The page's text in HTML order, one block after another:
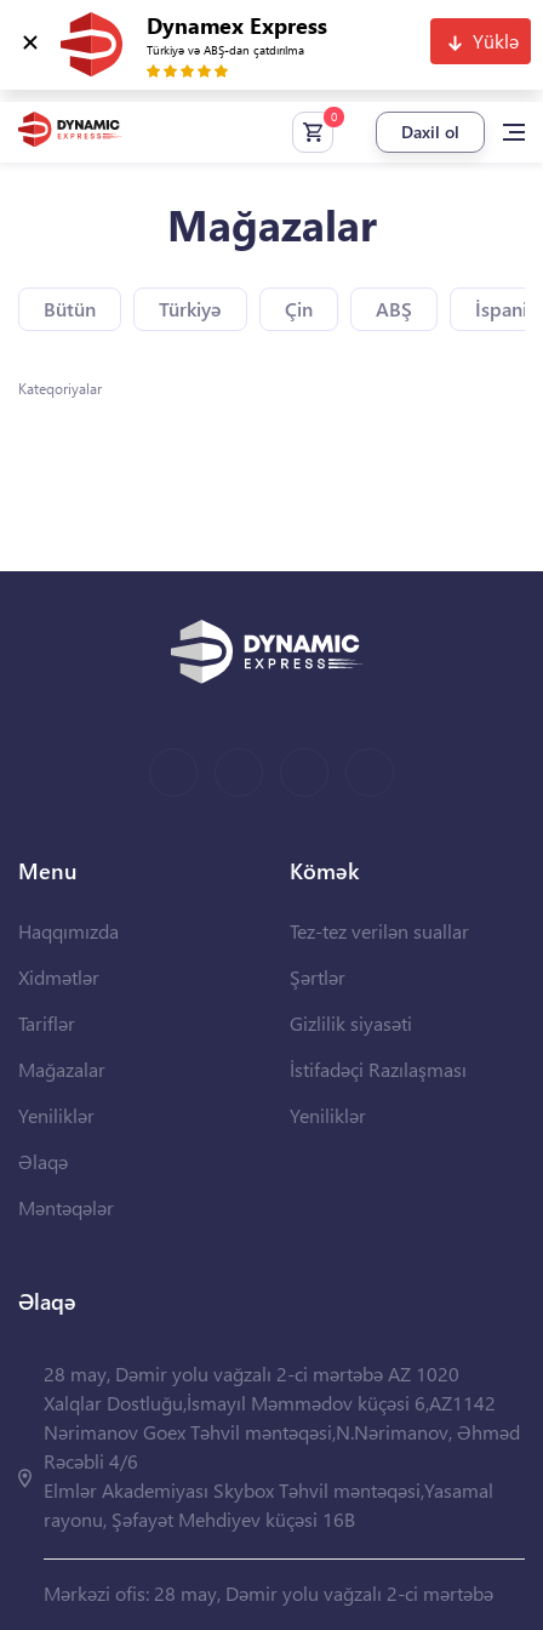
Dynamex Express
Türkiyə və ABŞ-dan çatdırılma Yüklə
Daxil ol
Mağazalar
Bütün Türkiyə Çin ABŞ
Kateqoriyalar
Menu
Haqqımızda
Xidmətlər
Tariflər
Mağazalar
Yeniliklər
Əlaqə
Məntəqələr
Kömək
Tez-tez verilən suallar
Şərtlər
Gizlilik siyasəti
İstifadəçi Razılaşması
Yeniliklər
Əlaqə
28 may, Dəmir yolu vağzalı 2-ci mərtəbə AZ 1020
Xalqlar Dostluğu,İsmayıl Məmmədov küçəsi 6,AZ1142
Nərimanov Goex Təhvil məntəqəsi,N.Nərimanov, Əhməd
Rəcəbli 4/6
Elmlər Akademiyası Skybox Təhvil məntəqəsi,Yasamal
rayonu, Şəfayət Mehdiyev küçəsi 16B
Mərkəzi ofis: 28 may, Dəmir yolu vağzalı 2-ci mərtəbə